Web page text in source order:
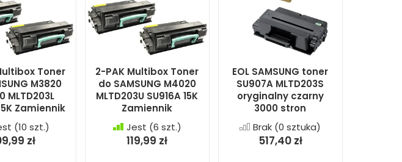
Toner
M3820
MLTD203L
Zamiennik
(10 szt.)
zł
2-PAK Multibox Toner
do SAMSUNG M4020
MLTD203U SU916A 15K
Zamiennik
Jest (6 szt.)
119,99 zł
EOL SAMSUNG toner
SU907A MLTD203S
oryginalny czarny
3000 stron
Brak (0 sztuka)
517,40 zł